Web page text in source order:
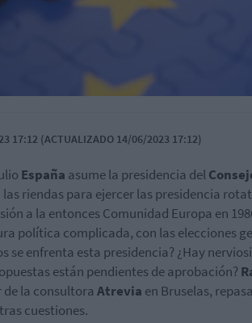
17:12 (ACTUALIZADO 14/06/2023 17:12)
España asume la presidencia del
riendas para ejercer las presidencia
a la entonces Comunidad Europa en
política complicada, con las elecciones
se enfrenta esta presidencia? ¿Hay
están pendientes de aprobación?
la consultora Atrevia en Bruselas,
cuestiones.